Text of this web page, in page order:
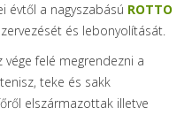
évtől a nagyszabású ROTTO
és lebonyolítását.
felé megrendezni a
teke és sakk
elszármazottak illetve